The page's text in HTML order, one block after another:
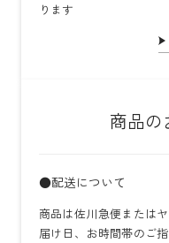
ります
商品の
●配送について
商品は佐川急便または
届け日、お時間帯のご